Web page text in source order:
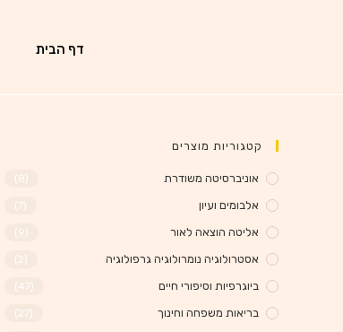
דף הבית
קטגוריות מוצרים
אוניברסיטה משודרת (8)
אלבומים ועיון (7)
אליטה הוצאה לאור (9)
אסטרולוגיה נומרולוגיה גרפולוגיה (2)
ביוגרפיות וסיפורי חיים (47)
בריאות משפחה וחינוך (27)